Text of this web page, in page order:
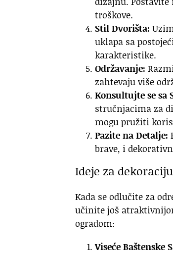
troškove.
Stil Dvorišta:
uklapa sa
karakteristike.
Održavanje:
zahtevaju više
Konsultujte se sa
stručnjacima za
mogu pružiti
Pazite na Detalje:
brave, i
Ideje za
Kada se odlučite za
učinite još
ogradom:
Viseće Baštenske